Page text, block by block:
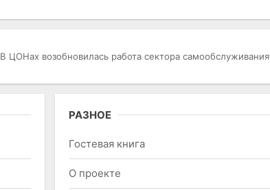
В ЦОНах возобновилась работа сектора самообслуживания
РАЗНОЕ
Гостевая книга
О проекте